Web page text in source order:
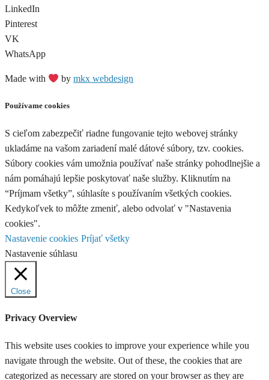
LinkedIn
Pinterest
VK
WhatsApp
Made with bymkx webdesign
Používame cookies
S cieľom zabezpečiť riadne fungovanie tejto webovej stránky
ukladáme na vašom zariadení malé dátové súbory, tzv. cookies.
Súbory cookies vám umožnia používať naše stránky pohodlnejšie a
nám pomáhajú lepšie poskytovať naše služby. Kliknutím na
“Príjmam všetky”, súhlasíte s používaním všetkých cookies.
Kedykoľvek to môžte zmeniť, alebo odvolať v "Nastavenia
cookies".
Nastavenie cookies Príjať všetky
Nastavenie súhlasu
Close
Privacy Overview
This website uses cookies to improve your experience while you
navigate through the website. Out of these, the cookies that are
categorized as necessary are stored on your browser as they are